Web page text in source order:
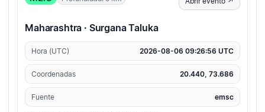
Maharashtra · Surgana Taluka
Hora (UTC) 2026-08-06 09:26:56 UTC
Coordenadas 20.440, 73.686
Fuente emsc